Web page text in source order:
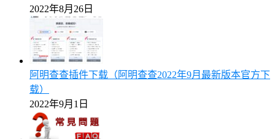
2022年8月26日
阿明查查插件下载（阿明查查2022年9月最新版本官方下
载）
2022年9月1日